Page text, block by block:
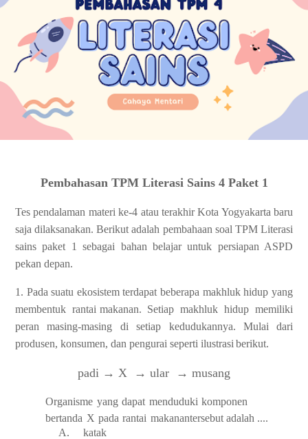
Pembahasan TPM Literasi Sains 4 Paket 1
Tes pendalaman materi ke-4 atau terakhir Kota Yogyakarta baru
saja dilaksanakan. Berikut adalah pembahaan soal TPM Literasi
sains paket 1 sebagai bahan belajar untuk persiapan ASPD
pekan depan.
1. Pada suatu ekosistem terdapat beberapa makhluk hidup yang
membentuk rantai makanan. Setiap makhluk hidup memiliki
peran
masing-masing di setiap kedudukannya. Mulai
dari
produsen, konsumen, dan pengurai seperti ilustrasi berikut.
padi → X → ular → musang
Organisme yang dapat menduduki komponen
bertanda X pada rantai makanantersebut adalah ....
A.
katak